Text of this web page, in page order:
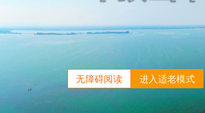
进入适老模式
无障碍阅读